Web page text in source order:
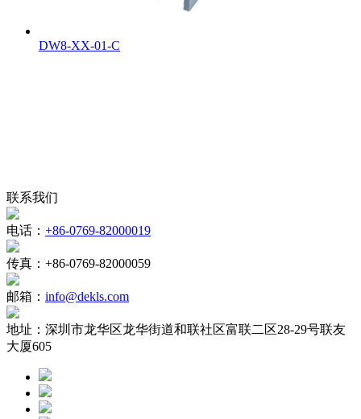
DW8-XX-01-C
联系我们
电话： +86-0769-82000019
传真： +86-0769-82000059
邮箱： info@dekls.com
地址： 深圳市龙华区龙华街道和联社区富联二区28-29号联友
大厦605